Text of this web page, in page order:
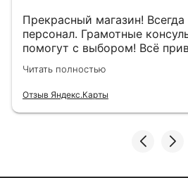
Прекрасный магазин!
персонал. Грамотные
помогут с выбором! Всё
назначенный день!
Читать полностью
Отзыв Яндекс.Карты